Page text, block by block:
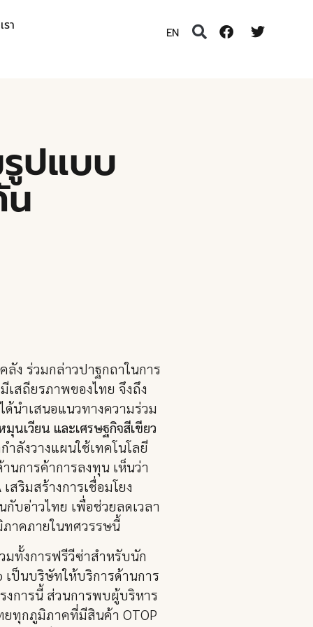
า EN
ปแบบ
ง ร่วมกล่าวปาฐกถาในการ
เสถียรภาพของไทย จึงถึง
นำเสนอแนวทางความร่วม
นเวียน และเศรษฐกิจสีเขียว
ลังวางแผนใช้เทคโนโลยี
นการค้าการลงทุน เห็นว่า
สริมสร้างการเชื่อมโยง
บอ่าวไทย เพื่อช่วยลดเวลา
าคภายในทศวรรษนี้
มทั้งการฟรีวีซ่าสำหรับนัก
ป็นบริษัทให้บริการด้านการ
งการนี้ ส่วนการพบผู้บริหาร
ยทุกภูมิภาคที่มีสินค้า OTOP